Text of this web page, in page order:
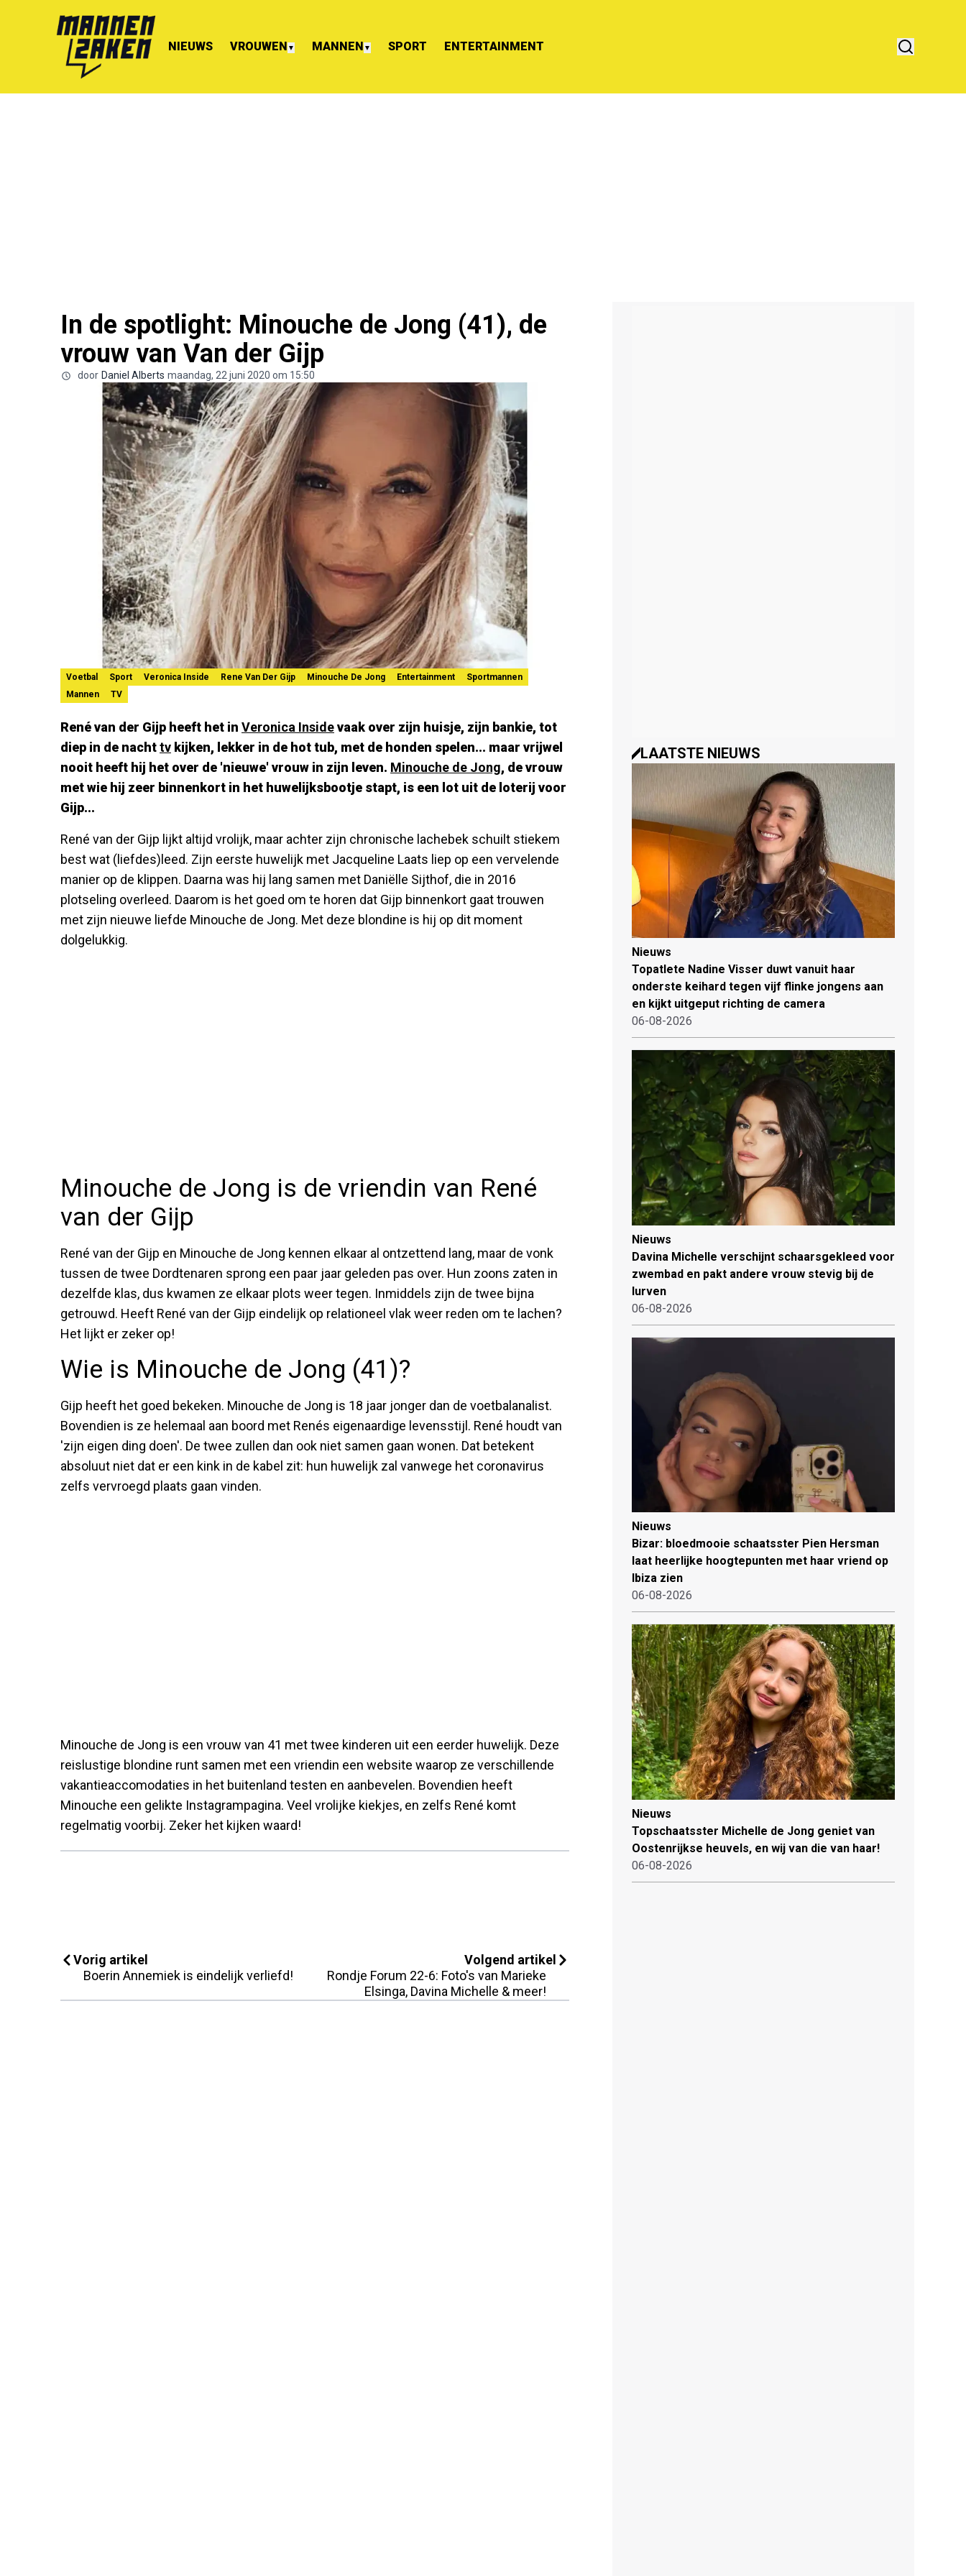
NIEUWS VROUWEN ▼ MANNEN ▼ SPORT ENTERTAINMENT
In de spotlight: Minouche de Jong (41), de
vrouw van Van der Gijp
door Daniel Alberts maandag, 22 juni 2020 om 15:50
Voetbal Sport Veronica Inside Rene Van Der Gijp Minouche De Jong Entertainment
Sportmannen
Mannen
TV
René van der Gijp heeft het in Veronica Insidevaak over zijn huisje, zijn bankie, tot
diep in de nachttv kijken, lekker in de hot tub, met de honden spelen... maar vrijwel
nooit heeft hij het over de 'nieuwe' vrouw in zijn leven. Minouche de Jong, de vrouw
met wie hij zeer binnenkort in het huwelijksbootje stapt, is een lot uit de loterij voor
Gijp...
René van der Gijp lijkt altijd vrolijk, maar achter zijn chronische lachebek schuilt stiekem
best wat (liefdes)leed. Zijn eerste huwelijk met Jacqueline Laats liep op een vervelende
manier op de klippen. Daarna was hij lang samen met Daniëlle Sijthof, die in 2016
plotseling overleed. Daarom is het goed om te horen dat Gijp binnenkort gaat trouwen
met zijn nieuwe liefde Minouche de Jong. Met deze blondine is hij op dit moment
dolgelukkig.
Minouche de Jong is de vriendin van René
van der Gijp
René van der Gijp en Minouche de Jong kennen elkaar al ontzettend lang, maar de vonk
tussen de twee Dordtenaren sprong een paar jaar geleden pas over. Hun zoons zaten in
dezelfde klas, dus kwamen ze elkaar plots weer tegen. Inmiddels zijn de twee bijna
getrouwd. Heeft René van der Gijp eindelijk op relationeel vlak weer reden om te lachen?
Het lijkt er zeker op!
Wie is Minouche de Jong (41)?
Gijp heeft het goed bekeken. Minouche de Jong is 18 jaar jonger dan de voetbalanalist.
Bovendien is ze helemaal aan boord met Renés eigenaardige levensstijl. René houdt van
'zijn eigen ding doen'. De twee zullen dan ook niet samen gaan wonen. Dat betekent
absoluut niet dat er een kink in de kabel zit: hun huwelijk zal vanwege het coronavirus
zelfs vervroegd plaats gaan vinden.
Minouche de Jong is een vrouw van 41 met twee kinderen uit een eerder huwelijk. Deze
reislustige blondine runt samen met een vriendin een website waarop ze verschillende
vakantieaccomodaties in het buitenland testen en aanbevelen. Bovendien heeft
Minouche een gelikte Instagrampagina. Veel vrolijke kiekjes, en zelfs René komt
regelmatig voorbij. Zeker het kijken waard!
Vorig artikel
Boerin Annemiek is eindelijk verliefd!
Volgend artikel
Rondje Forum 22-6: Foto's van Marieke
Elsinga, Davina Michelle & meer!
LAATSTE NIEUWS
Nieuws
Topatlete Nadine Visser duwt vanuit haar
onderste keihard tegen vijf flinke jongens aan
en kijkt uitgeput richting de camera
06-08-2026
Nieuws
Davina Michelle verschijnt schaarsgekleed voor
zwembad en pakt andere vrouw stevig bij de
lurven
06-08-2026
Nieuws
Bizar: bloedmooie schaatsster Pien Hersman
laat heerlijke hoogtepunten met haar vriend op
Ibiza zien
06-08-2026
Nieuws
Topschaatsster Michelle de Jong geniet van
Oostenrijkse heuvels, en wij van die van haar!
06-08-2026